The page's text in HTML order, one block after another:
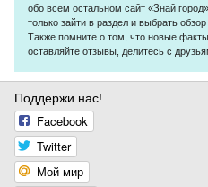
обо всем остальном сайт «Знай
только зайти в раздел и выбрать
Также помните о том, что новые факты
оставляйте отзывы, делитесь с
Поддержи нас!
Facebook
Twitter
Мой мир